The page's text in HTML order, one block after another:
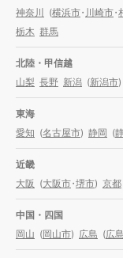
神奈川 (横浜市・川崎市・
栃木 群馬
北陸・甲信越
山梨 長野 新潟 (新潟市)
東海
愛知 (名古屋市) 静岡 (
近畿
大阪 (大阪市・堺市) 京都
中国・四国
岡山 (岡山市) 広島 (広